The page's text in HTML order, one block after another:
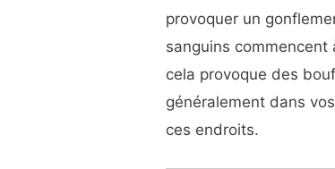
provoquer un
sanguins commencent
cela provoque des
généralement dans
ces endroits.